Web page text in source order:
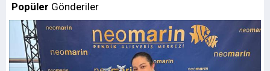
Popüler Gönderiler